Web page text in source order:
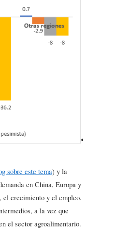
sobre este tema) y la
en China, Europa y
el crecimiento y el empleo.
a la vez que
el sector agroalimentario.